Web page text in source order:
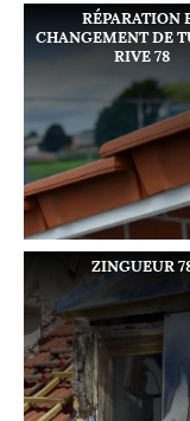
RÉPARATION
CHANGEMENT DE
RIVE 78
ZINGUEUR